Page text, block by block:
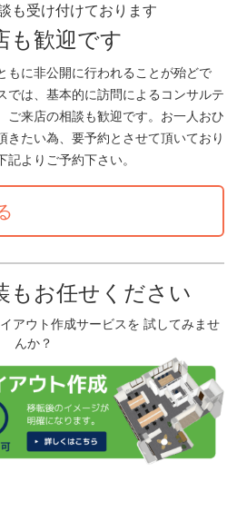
も受け付けております
も歓迎です
もに非公開に行われることが殆どで
では、基本的に訪問によるコンサルテ
ご来店の相談も歓迎です。お一人おひ
きたい為、要予約とさせて頂いており
記よりご予約下さい。
もお任せください
アウト作成サービスを 試してみませ
んか？